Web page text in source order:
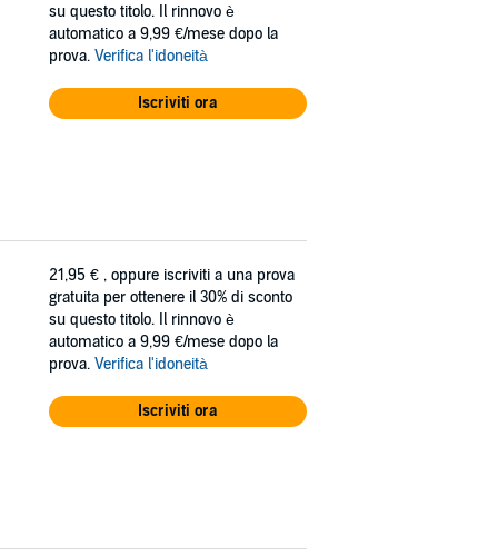
su questo titolo. Il rinnovo è
automatico a 9,99 €/mese dopo la
prova. Verifica l'idoneità
Iscriviti ora
21,95 € , oppure iscriviti a una prova
gratuita per ottenere il 30% di sconto
su questo titolo. Il rinnovo è
automatico a 9,99 €/mese dopo la
prova. Verifica l'idoneità
Iscriviti ora